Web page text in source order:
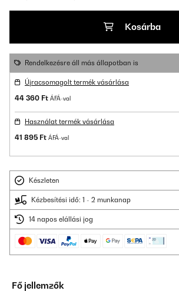
Kosárba
Rendelkezésre áll más állapotban is
Újracsomagolt termék vásárlása
44 360 Ft ÁFÁ-val
Használat termék vásárlása
41 895 Ft ÁFÁ-val
Készleten
Kézbesítési idő: 1 - 2 munkanap
14 napos elállási jog
Fő jellemzők